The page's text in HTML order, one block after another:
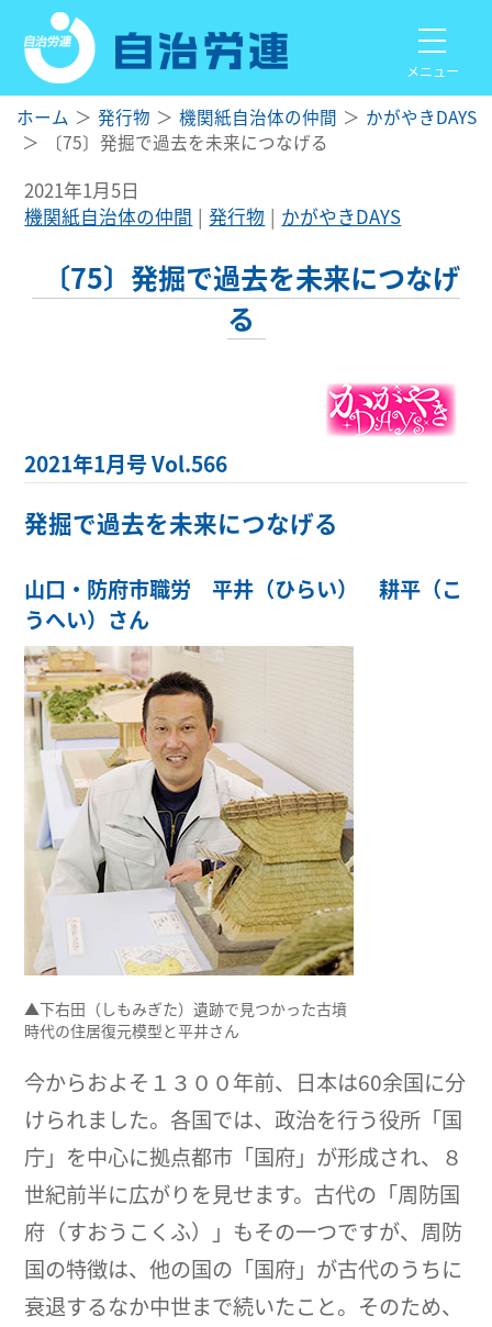
メニュー
ホーム 発行物 機関紙自治体の仲間
かがやきDAYS
〔75〕発掘で過去を未来につなげる
2021年1月5日
機関紙自治体の仲間
発行物 かがやきDAYS
〔75〕発掘で過去を未来につなげ
る
2021年1月号 Vol.566
発掘で過去を未来につなげる
山口・防府市職労 平井（ひらい） 耕平（こ
うへい）さん
▲下右田（しもみぎた）遺跡で見つかった古墳
時代の住居復元模型と平井さん
今からおよそ１３００年前、日本は60余国に分
けられました。各国では、政治を行う役所「国
庁」を中心に拠点都市「国府」が形成され、８
世紀前半に広がりを見せます。古代の「周防国
府（すおうこくふ）」もその一つですが、周防
国の特徴は、他の国の「国府」が古代のうちに
衰退するなか中世まで続いたこと。そのため、